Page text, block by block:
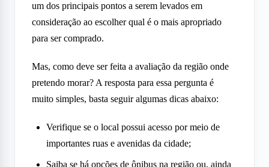
um dos principais pontos a serem levados em
consideração ao escolher qual é o mais apropriado
para ser comprado.
Mas, como deve ser feita a avaliação da região onde
pretendo morar? A resposta para essa pergunta é
muito simples, basta seguir algumas dicas abaixo:
Verifique se o local possui acesso por meio de
importantes ruas e avenidas da cidade;
Saiba se há opções de ônibus na região ou, ainda